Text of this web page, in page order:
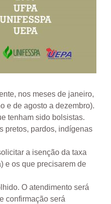
nos meses de janeiro,
e de agosto a dezembro).
tenham sido bolsistas.
pretos, pardos, indígenas
a isenção da taxa
e os que precisarem de
O atendimento será
confirmação será